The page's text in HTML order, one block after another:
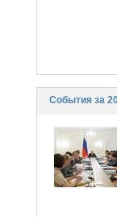
События за